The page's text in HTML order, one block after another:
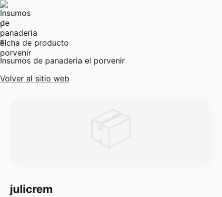
I
Ficha de producto
Insumos de panaderia el porvenir
Volver al sitio web
julicrem